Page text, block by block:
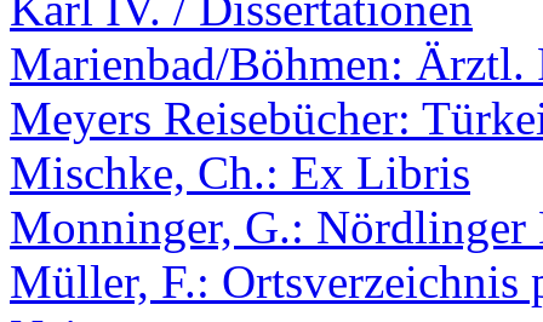
Marienbad/Böhmen: Ärztl.
Meyers Reisebücher:
Mischke, Ch.: Ex Libris
Monninger, G.: Nördlinger
Müller, F.: Ortsverzeichnis